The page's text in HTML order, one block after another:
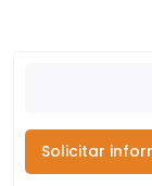
Solicitar